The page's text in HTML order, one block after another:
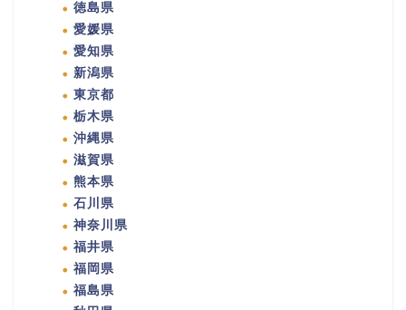
徳島県
愛媛県
愛知県
新潟県
東京都
栃木県
沖縄県
滋賀県
熊本県
石川県
神奈川県
福井県
福岡県
福島県